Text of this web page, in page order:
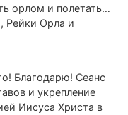
орлом и полетать…
Рейки Орла и
Благодарю! Сеанс
и укрепление
Иисуса Христа в